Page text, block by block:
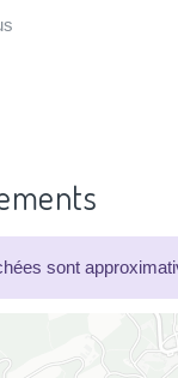
sont